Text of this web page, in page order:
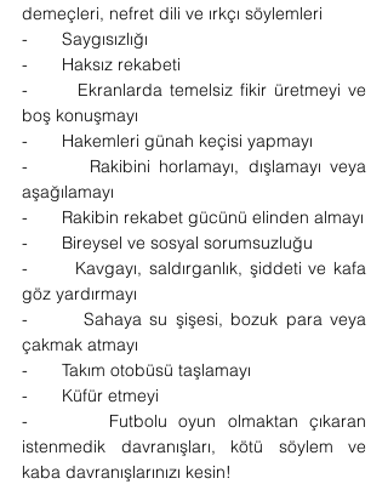
demeçleri, nefret dili ve ırkçı söylemleri
-       Saygısızlığı
-       Haksız rekabeti
-       Ekranlarda temelsiz fikir üretmeyi ve
boş konuşmayı
-       Hakemleri günah keçisi yapmayı
-       Rakibini horlamayı, dışlamayı veya
aşağılamayı
-       Rakibin rekabet gücünü elinden almayı
-       Bireysel ve sosyal sorumsuzluğu
-       Kavgayı, saldırganlık, şiddeti ve kafa
göz yardırmayı
-       Sahaya su şişesi, bozuk para veya
çakmak atmayı
-       Takım otobüsü taşlamayı
-       Küfür etmeyi
-       Futbolu oyun olmaktan çıkaran
istenmedik davranışları, kötü söylem ve
kaba davranışlarınızı kesin!